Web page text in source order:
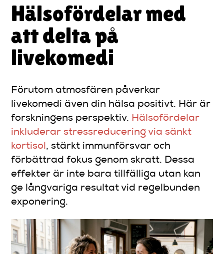
Hälsofördelar med
att delta på
livekomedi
Förutom atmosfären påverkar
livekomedi även din hälsa positivt. Här är
forskningens perspektiv. Hälsofördelar
inkluderar stressreducering via sänkt
kortisol, stärkt immunförsvar och
förbättrad fokus genom skratt. Dessa
effekter är inte bara tillfälliga utan kan
ge långvariga resultat vid regelbunden
exponering.